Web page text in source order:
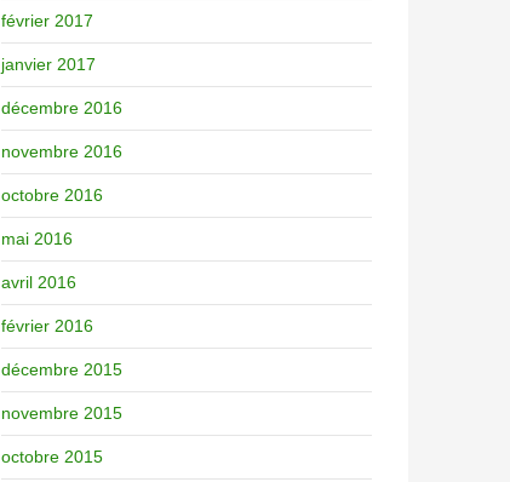
février 2017
janvier 2017
décembre 2016
novembre 2016
octobre 2016
mai 2016
avril 2016
février 2016
décembre 2015
novembre 2015
octobre 2015